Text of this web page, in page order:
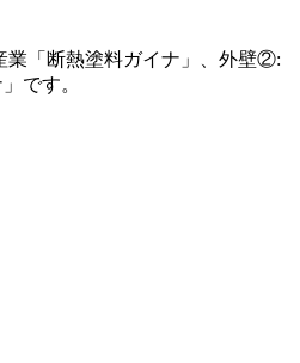
「断熱塗料ガイナ」、外壁②:
です。